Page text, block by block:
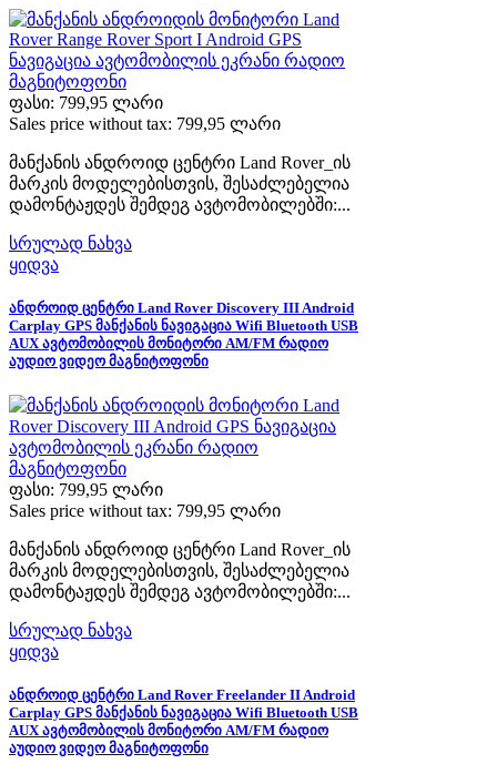
ფასი: 799,95 ლარი
Sales price without tax: 799,95 ლარი
მანქანის ანდროიდ ცენტრი Land Rover_ის
მარკის მოდელებისთვის, შესაძლებელია
დამონტაჟდეს შემდეგ ავტომობილებში:...
სრულად ნახვა
ყიდვა
ანდროიდ ცენტრი Land Rover Discovery III Android
Carplay GPS მანქანის ნავიგაცია Wifi Bluetooth USB
AUX ავტომობილის მონიტორი AM/FM რადიო
აუდიო ვიდეო მაგნიტოფონი
ფასი: 799,95 ლარი
Sales price without tax: 799,95 ლარი
მანქანის ანდროიდ ცენტრი Land Rover_ის
მარკის მოდელებისთვის, შესაძლებელია
დამონტაჟდეს შემდეგ ავტომობილებში:...
სრულად ნახვა
ყიდვა
ანდროიდ ცენტრი Land Rover Freelander II Android
Carplay GPS მანქანის ნავიგაცია Wifi Bluetooth USB
AUX ავტომობილის მონიტორი AM/FM რადიო
აუდიო ვიდეო მაგნიტოფონი